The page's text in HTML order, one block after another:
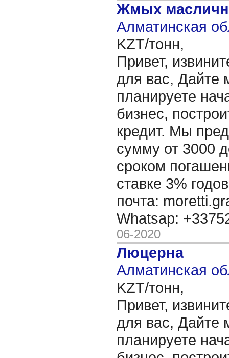
Жмых
Алматинская
KZT/тонн,
Привет,
для вас, Дайте
планируете
бизнес,
кредит. Мы
сумму от 3000
сроком
ставке 3%
почта:
Whatsap:
06-2020
Люцерна
Алматинская
KZT/тонн,
Привет,
для вас, Дайте
планируете